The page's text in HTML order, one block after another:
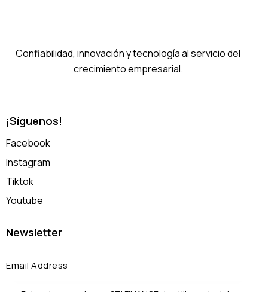
Confiabilidad, innovación y tecnología al servicio del
crecimiento empresarial.
¡Síguenos!
Facebook
Instagram
Tiktok
Youtube
Newsletter